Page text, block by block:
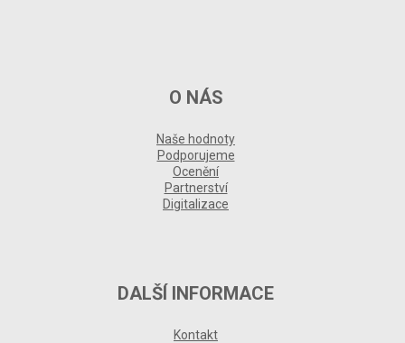
O NÁS
Naše hodnoty
Podporujeme
Ocenění
Partnerství
Digitalizace
DALŠÍ INFORMACE
Kontakt